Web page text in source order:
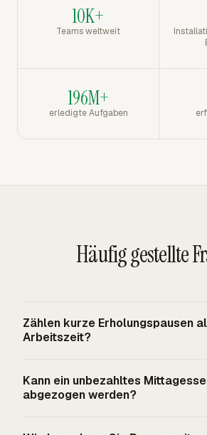
10K+
Teams weltweit
196M+
erledigte Aufgaben
Häufig gestellte
Zählen kurze Erholungspausen
Arbeitszeit?
bereitgestellte Pausen, üblicherweise
Minuten, vergütungspflichtige
Kann ein unbezahltes
abgezogen werden?